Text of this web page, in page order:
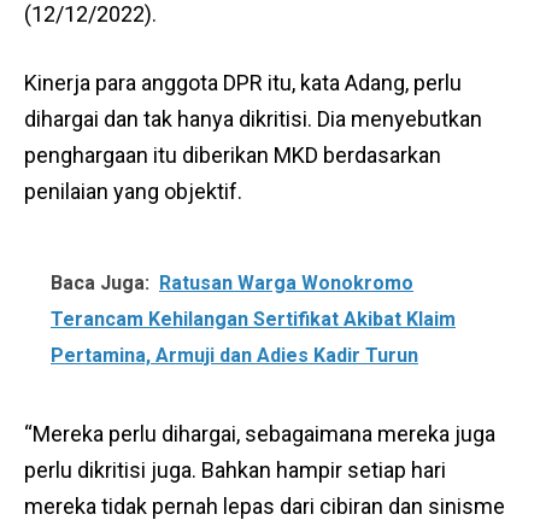
(12/12/2022).
Kinerja para anggota DPR itu, kata Adang, perlu
dihargai dan tak hanya dikritisi. Dia menyebutkan
penghargaan itu diberikan MKD berdasarkan
penilaian yang objektif.
Baca Juga: Ratusan Warga Wonokromo
Terancam Kehilangan Sertifikat Akibat Klaim
Pertamina, Armuji dan Adies Kadir Turun
“Mereka perlu dihargai, sebagaimana mereka juga
perlu dikritisi juga. Bahkan hampir setiap hari
mereka tidak pernah lepas dari cibiran dan sinisme